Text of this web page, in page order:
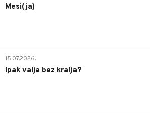
Mesi(ja)
15.07.2026.
Ipak valja bez kralja?